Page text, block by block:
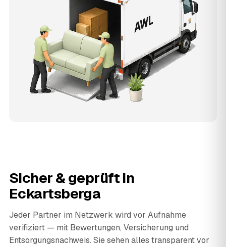
Sicher & geprüft in
Eckartsberga
Jeder Partner im Netzwerk wird vor Aufnahme
verifiziert — mit Bewertungen, Versicherung und
Entsorgungsnachweis. Sie sehen alles transparent vor